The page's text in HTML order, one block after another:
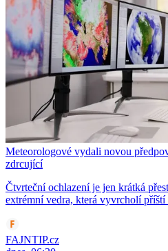
Meteorologové vydali novou
zdrcující
Čtvrteční ochlazení je jen krátká
extrémní vedra, která vyvrcholí příští
FAJNTIP.cz